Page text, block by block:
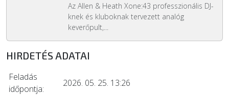
Az Allen & Heath Xone:43 professzionális DJ-
knek és kluboknak tervezett analóg
keverőpult,...
HIRDETÉS ADATAI
Feladás
időpontja:
2026. 05. 25. 13:26